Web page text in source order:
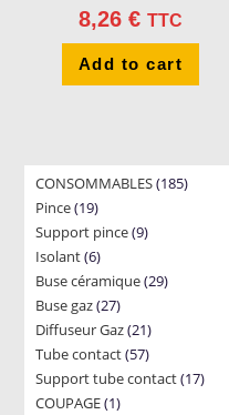
8,26€ TTC
Add to cart
CONSOMMABLES 185185
Pince 1919
products
Support pince 99
Isolant 66
products
Buse céramique 2929
Buse gaz 2727
products
Diffuseur Gaz 2121
products
Tube contact 5757
products
Support tube contact 1717
COUPAGE 11